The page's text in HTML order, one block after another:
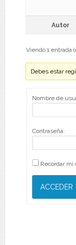
Autor
Viendo 1 entrada
Debes estar
Nombre de
Contraseña:
Recordar mi
ACCEDER